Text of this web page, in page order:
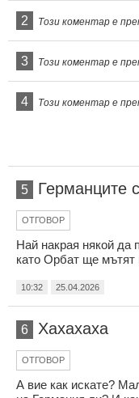
2 Този коментар е
3 Този коментар е
4 Този коментар е
5 Германците
ОТГОВОР
Най накрая някой да
като Орбат ще мътят
10:32 25.04.2026
6 Хахахаха
ОТГОВОР
А вие как искате?